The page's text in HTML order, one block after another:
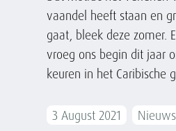
vaandel heeft staan en
gaat, bleek deze zomer.
vroeg ons begin dit jaar
keuren in het Caribische
3 August 2021 Nieuws